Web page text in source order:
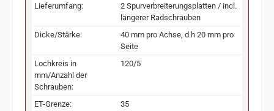
Lieferumfang:
2 Spurverbreiterungsplatten / incl.
längerer Radschrauben
Dicke/Stärke:
40 mm pro Achse, d.h 20 mm pro
Seite
Lochkreis in
mm/Anzahl der
Schrauben:
120/5
ET-Grenze:
35